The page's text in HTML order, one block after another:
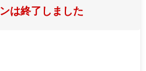
は終了しました